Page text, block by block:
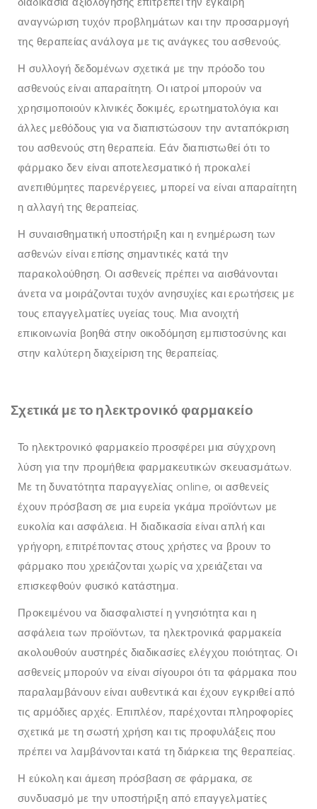
αναγνώριση τυχόν προβλημάτων και την προσαρμογή
της θεραπείας ανάλογα με τις ανάγκες του ασθενούς.
Η συλλογή δεδομένων σχετικά με την πρόοδο του
ασθενούς είναι απαραίτητη. Οι ιατροί μπορούν να
χρησιμοποιούν κλινικές δοκιμές, ερωτηματολόγια και
άλλες μεθόδους για να διαπιστώσουν την ανταπόκριση
του ασθενούς στη θεραπεία. Εάν διαπιστωθεί ότι το
φάρμακο δεν είναι αποτελεσματικό ή προκαλεί
ανεπιθύμητες παρενέργειες, μπορεί να είναι απαραίτητη
η αλλαγή της θεραπείας.
Η συναισθηματική υποστήριξη και η ενημέρωση των
ασθενών είναι επίσης σημαντικές κατά την
παρακολούθηση. Οι ασθενείς πρέπει να αισθάνονται
άνετα να μοιράζονται τυχόν ανησυχίες και ερωτήσεις με
τους επαγγελματίες υγείας τους. Μια ανοιχτή
επικοινωνία βοηθά στην οικοδόμηση εμπιστοσύνης και
στην καλύτερη διαχείριση της θεραπείας.
Σχετικά με το ηλεκτρονικό φαρμακείο
Το ηλεκτρονικό φαρμακείο προσφέρει μια σύγχρονη
λύση για την προμήθεια φαρμακευτικών σκευασμάτων.
Με τη δυνατότητα παραγγελίας online, οι ασθενείς
έχουν πρόσβαση σε μια ευρεία γκάμα προϊόντων με
ευκολία και ασφάλεια. Η διαδικασία είναι απλή και
γρήγορη, επιτρέποντας στους χρήστες να βρουν το
φάρμακο που χρειάζονται χωρίς να χρειάζεται να
επισκεφθούν φυσικό κατάστημα.
Προκειμένου να διασφαλιστεί η γνησιότητα και η
ασφάλεια των προϊόντων, τα ηλεκτρονικά φαρμακεία
ακολουθούν αυστηρές διαδικασίες ελέγχου ποιότητας. Οι
ασθενείς μπορούν να είναι σίγουροι ότι τα φάρμακα που
παραλαμβάνουν είναι αυθεντικά και έχουν εγκριθεί από
τις αρμόδιες αρχές. Επιπλέον, παρέχονται πληροφορίες
σχετικά με τη σωστή χρήση και τις προφυλάξεις που
πρέπει να λαμβάνονται κατά τη διάρκεια της θεραπείας.
Η εύκολη και άμεση πρόσβαση σε φάρμακα, σε
συνδυασμό με την υποστήριξη από επαγγελματίες